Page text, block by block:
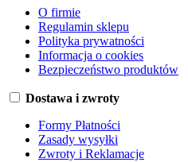
O firmie
Regulamin sklepu
Polityka prywatności
Informacja o cookies
Bezpieczeństwo produktów
Dostawa i zwroty
Formy Płatności
Zasady wysyłki
Zwroty i Reklamacje